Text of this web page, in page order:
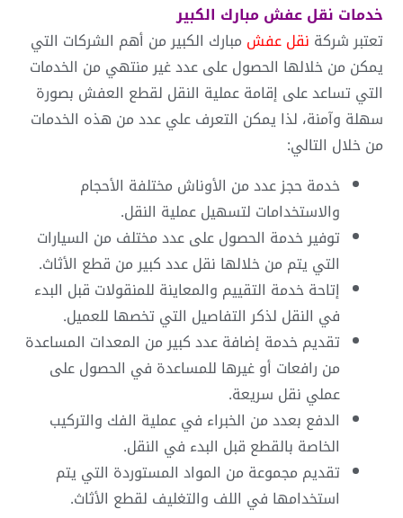
خدمات نقل عفش مبارك الكبير
تعتبر شركة نقل عفش مبارك الكبير من أهم الشركات التي
يمكن من خلالها الحصول على عدد غير منتهي من الخدمات
التي تساعد على إقامة عملية النقل لقطع العفش بصورة
سهلة وآمنة، لذا يمكن التعرف علي عدد من هذه الخدمات
من خلال التالي:
خدمة حجز عدد من الأوناش مختلفة الأحجام
والاستخدامات لتسهيل عملية النقل.
توفير خدمة الحصول على عدد مختلف من السيارات
التي يتم من خلالها نقل عدد كبير من قطع الأثاث.
إتاحة خدمة التقييم والمعاينة للمنقولات قبل البدء
في النقل لذكر التفاصيل التي تخصها للعميل.
تقديم خدمة إضافة عدد كبير من المعدات المساعدة
من رافعات أو غيرها للمساعدة في الحصول على
عملي نقل سريعة.
الدفع بعدد من الخبراء في عملية الفك والتركيب
الخاصة بالقطع قبل البدء في النقل.
تقديم مجموعة من المواد المستوردة التي يتم
استخدامها في اللف والتغليف لقطع الأثاث.